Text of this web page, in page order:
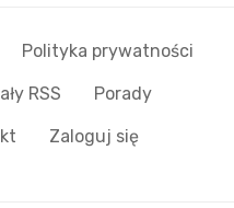
Polityka prywatności
RSS Porady
Zaloguj się